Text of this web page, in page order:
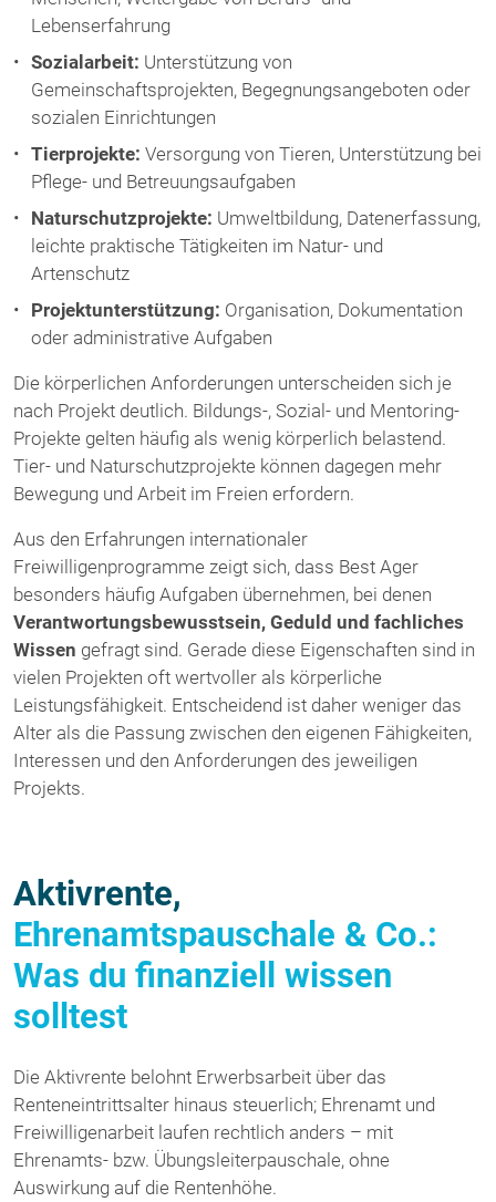
Lebenserfahrung
Sozialarbeit: Unterstützung von
Gemeinschaftsprojekten, Begegnungsangeboten oder
sozialen Einrichtungen
Tierprojekte: Versorgung von Tieren, Unterstützung bei
Pflege- und Betreuungsaufgaben
Naturschutzprojekte: Umweltbildung, Datenerfassung,
leichte praktische Tätigkeiten im Natur- und
Artenschutz
Projektunterstützung: Organisation, Dokumentation
oder administrative Aufgaben
Die körperlichen Anforderungen unterscheiden sich je
nach Projekt deutlich. Bildungs-, Sozial- und Mentoring-
Projekte gelten häufig als wenig körperlich belastend.
Tier- und Naturschutzprojekte können dagegen mehr
Bewegung und Arbeit im Freien erfordern.
Aus den Erfahrungen internationaler
Freiwilligenprogramme zeigt sich, dass Best Ager
besonders häufig Aufgaben übernehmen, bei denen
Verantwortungsbewusstsein, Geduld und fachliches
Wissen gefragt sind. Gerade diese Eigenschaften sind in
vielen Projekten oft wertvoller als körperliche
Leistungsfähigkeit. Entscheidend ist daher weniger das
Alter als die Passung zwischen den eigenen Fähigkeiten,
Interessen und den Anforderungen des jeweiligen
Projekts.
Aktivrente,
Ehrenamtspauschale & Co.:
Was du finanziell wissen
solltest
Die Aktivrente belohnt Erwerbsarbeit über das
Renteneintrittsalter hinaus steuerlich; Ehrenamt und
Freiwilligenarbeit laufen rechtlich anders – mit
Ehrenamts- bzw. Übungsleiterpauschale, ohne
Auswirkung auf die Rentenhöhe.